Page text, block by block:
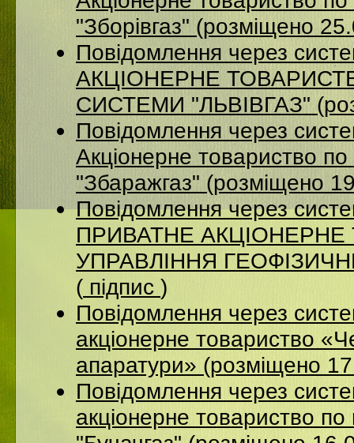
"Зборівгаз" (розміщено
Повідомлення через
АКЦІОНЕРНЕ
СИСТЕМИ "ЛЬВІВГАЗ"
Повідомлення через
Акцiонерне товариство по
"Збаражгаз" (розміщено
Повідомлення через
ПРИВАТНЕ
УПРАВЛІННЯ
( підпис )
Повідомлення через
акціонерне товариство
апаратури» (розміщено
Повідомлення через
акціонерне товариство по